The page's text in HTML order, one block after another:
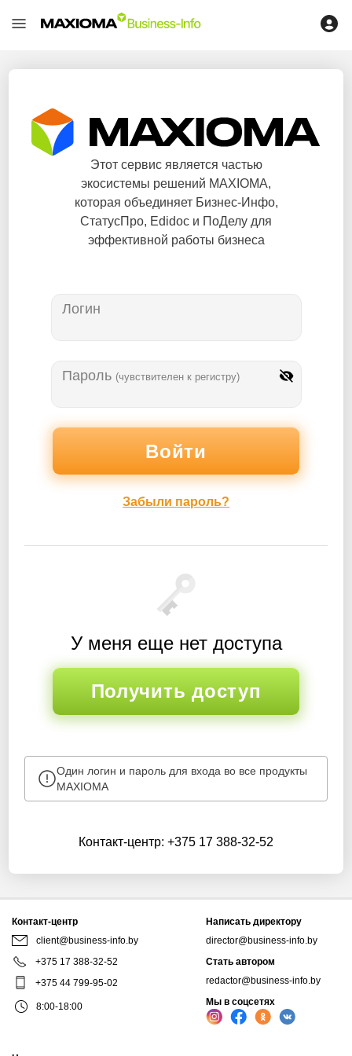
Этот сервис является частью
экосистемы решений MAXIOMA,
которая объединяет Бизнес-Инфо,
СтатусПро, Edidoc и ПоДелу для
эффективной работы бизнеса
Логин
Пароль (чувствителен к регистру)
Забыли пароль?
У меня еще нет доступа
Получить доступ
Один логин и пароль для входа во все продукты
MAXIOMA
Контакт-центр: +375 17 388-32-52
Контакт-центр
client@business-info.by
+375 17 388-32-52
+375 44 799-95-02
8:00-18:00
Написать директору
director@business-info.by
Стать автором
redactor@business-info.by
Мы в соцсетях